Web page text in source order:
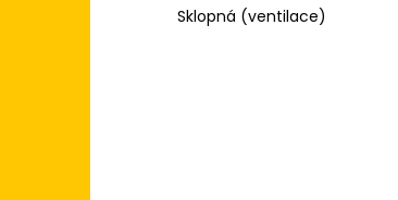
Sklopná (ventilace)